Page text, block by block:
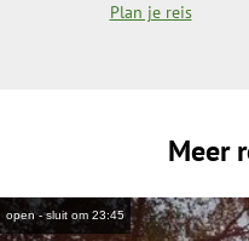
Plan je reis
Meer
open - sluit om 23:45